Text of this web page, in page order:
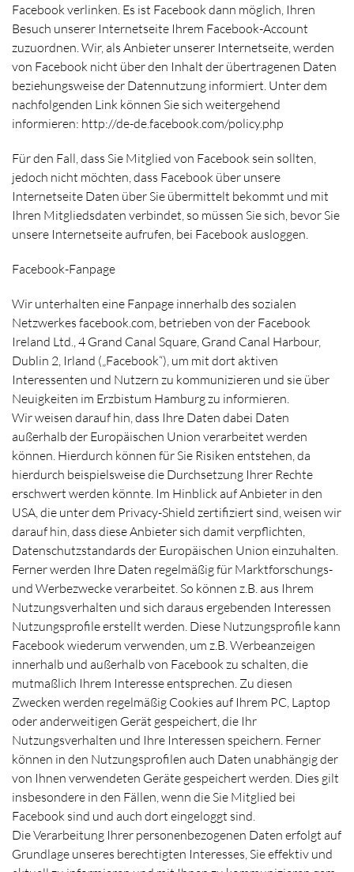
Facebook verlinken. Es ist Facebook dann möglich, Ihren
Besuch unserer Internetseite Ihrem Facebook-Account
zuzuordnen. Wir, als Anbieter unserer Internetseite, werden
von Facebook nicht über den Inhalt der übertragenen Daten
beziehungsweise der Datennutzung informiert. Unter dem
nachfolgenden Link können Sie sich weitergehend
informieren: http://de-de.facebook.com/policy.php
Für den Fall, dass Sie Mitglied von Facebook sein sollten,
jedoch nicht möchten, dass Facebook über unsere
Internetseite Daten über Sie übermittelt bekommt und mit
Ihren Mitgliedsdaten verbindet, so müssen Sie sich, bevor Sie
unsere Internetseite aufrufen, bei Facebook ausloggen.
Facebook-Fanpage
Wir unterhalten eine Fanpage innerhalb des sozialen
Netzwerkes facebook.com, betrieben von der Facebook
Ireland Ltd., 4 Grand Canal Square, Grand Canal Harbour,
Dublin 2, Irland („Facebook“), um mit dort aktiven
Interessenten und Nutzern zu kommunizieren und sie über
Neuigkeiten im Erzbistum Hamburg zu informieren.
Wir weisen darauf hin, dass Ihre Daten dabei Daten
außerhalb der Europäischen Union verarbeitet werden
können. Hierdurch können für Sie Risiken entstehen, da
hierdurch beispielsweise die Durchsetzung Ihrer Rechte
erschwert werden könnte. Im Hinblick auf Anbieter in den
USA, die unter dem Privacy-Shield zertifiziert sind, weisen wir
darauf hin, dass diese Anbieter sich damit verpflichten,
Datenschutzstandards der Europäischen Union einzuhalten.
Ferner werden Ihre Daten regelmäßig für Marktforschungs-
und Werbezwecke verarbeitet. So können z.B. aus Ihrem
Nutzungsverhalten und sich daraus ergebenden Interessen
Nutzungsprofile erstellt werden. Diese Nutzungsprofile kann
Facebook wiederum verwenden, um z.B. Werbeanzeigen
innerhalb und außerhalb von Facebook zu schalten, die
mutmaßlich Ihrem Interesse entsprechen. Zu diesen
Zwecken werden regelmäßig Cookies auf Ihrem PC, Laptop
oder anderweitigen Gerät gespeichert, die Ihr
Nutzungsverhalten und Ihre Interessen speichern. Ferner
können in den Nutzungsprofilen auch Daten unabhängig der
von Ihnen verwendeten Geräte gespeichert werden. Dies gilt
insbesondere in den Fällen, wenn die Sie Mitglied bei
Facebook sind und auch dort eingeloggt sind.
Die Verarbeitung Ihrer personenbezogenen Daten erfolgt auf
Grundlage unseres berechtigten Interesses, Sie effektiv und